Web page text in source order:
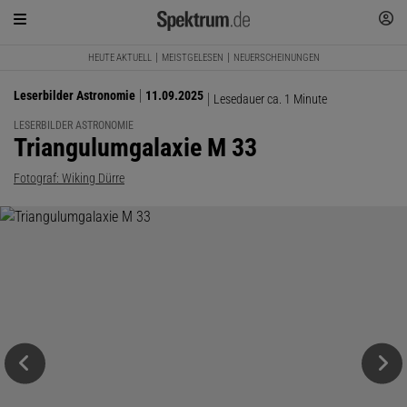
HEUTE AKTUELL MEISTGELESEN NEUERSCHEINUNGEN
Leserbilder Astronomie 11.09.2025 Lesedauer ca. 1 Minute
LESERBILDER ASTRONOMIE
:
Triangulumgalaxie M 33
Fotograf: Wiking Dürre